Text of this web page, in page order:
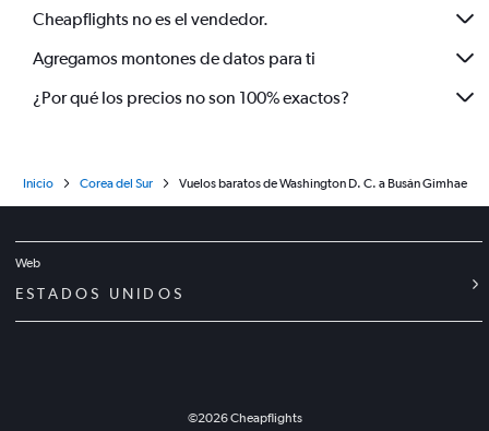
Cheapflights no es el vendedor.
Agregamos montones de datos para ti
¿Por qué los precios no son 100% exactos?
Inicio Corea del Sur Vuelos baratos de Washington D. C. a Busán Gimhae
Web
ESTADOS UNIDOS
©2026Cheapflights